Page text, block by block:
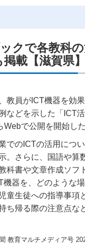
クで各教科
載【滋賀県】
教員がICT機器を効
などを示した「ICT
で公開を開始した
でのICTの活用につ
。さらに、国語や算
科書や文章作成ソフ
器を、どのような
童生徒への指導事項
ち帰る際の注意点な
教育マルチメディア号